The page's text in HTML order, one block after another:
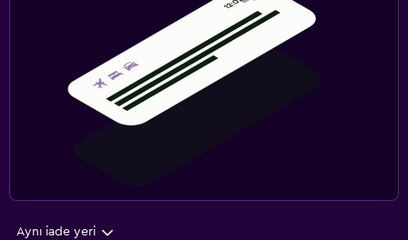
Aynı iade yeri